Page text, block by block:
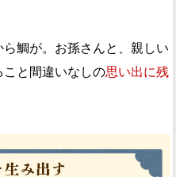
鯛が。お孫さんと、親しい
と間違いなしの思い出に残